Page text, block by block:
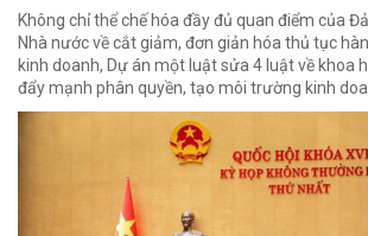
Không chỉ thể chế hóa đầy đủ quan điểm của
Nhà nước về cắt giảm, đơn giản hóa thủ tục
kinh doanh, Dự án một luật sửa 4 luật về khoa
đẩy mạnh phân quyền, tạo môi trường kinh